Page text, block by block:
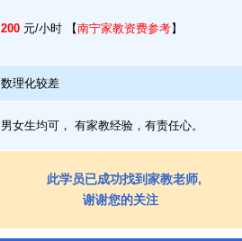
200 元/小时 【南宁家教资费参考】
数理化较差
男女生均可， 有家教经验，有责任心。
此学员已成功找到家教老师,
谢谢您的关注